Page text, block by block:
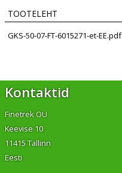
TOOTELEHT
GKS-50-07-FT-6015271-et-EE.pdf
Kontaktid
Finetrek OÜ
Keevise 10
11415 Tallinn
Eesti